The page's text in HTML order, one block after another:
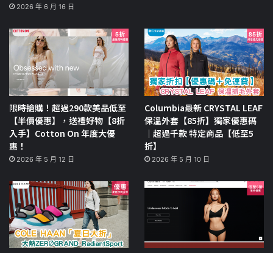
2026 年 6 月 16 日
限時搶購！超過290款美品低至
【半價優惠】，送禮好物【8折
入手】Cotton On 年度大優
惠！
2026 年 5 月 12 日
Columbia最新 CRYSTAL LEAF
保溫外套【85折】獨家優惠碼
｜超過千款 特定商品【低至5
折】
2026 年 5 月 10 日